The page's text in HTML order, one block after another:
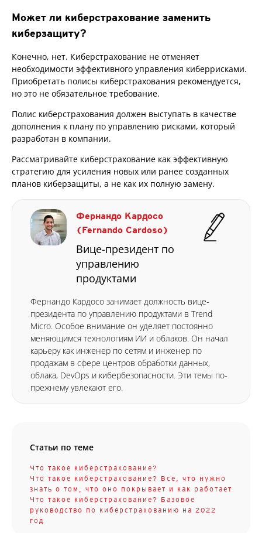
Может ли киберстрахование заменить
киберзащиту?
Конечно, нет. Киберстрахование не отменяет
необходимости эффективного управления киберрисками.
Приобретать полисы киберстрахования рекомендуется,
но это не обязательное требование.
Полис киберстрахования должен выступать в качестве
дополнения к плану по управлению рисками, который
разработан в компании.
Рассматривайте киберстрахование как эффективную
стратегию для усиления новых или ранее созданных
планов киберзащиты, а не как их полную замену.
Фернандо Кардосо
(Fernando Cardoso)
Вице-президент по
управлению
продуктами
Фернандо Кардосо занимает должность вице-
президента по управлению продуктами в Trend
Micro. Особое внимание он уделяет постоянно
меняющимся технологиям ИИ и облаков. Он начал
карьеру как инженер по сетям и инженер по
продажам в сфере центров обработки данных,
облака, DevOps и кибербезопасности. Эти темы по-
прежнему увлекают его.
Статьи по теме
Что такое киберстрахование?
Что такое киберстрахование? Все, что нужно
знать о том, что оно покрывает и как работает
Что такое киберстрахование? Базовое
руководство по киберстрахованию на 2022
год